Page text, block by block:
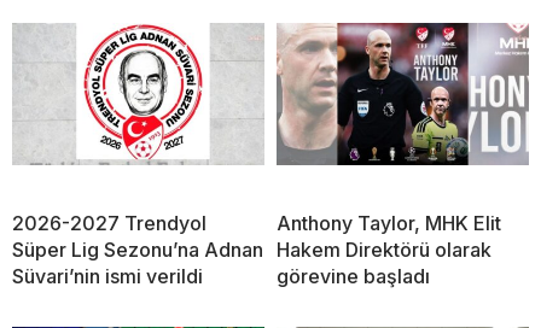
2026-2027 Trendyol
Süper Lig Sezonu’na Adnan
Süvari’nin ismi verildi
Anthony Taylor, MHK Elit
Hakem Direktörü olarak
görevine başladı